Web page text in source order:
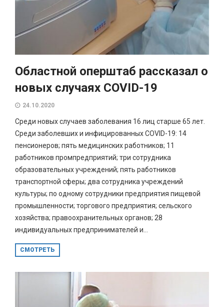
Областной оперштаб рассказал о
новых случаях COVID-19
24.10.2020
Среди новых случаев заболевания 16 лиц старше 65 лет.
Среди заболевших и инфицированных COVID-19: 14
пенсионеров; пять медицинских работников; 11
работников промпредприятий; три сотрудника
образовательных учреждений; пять работников
транспортной сферы; два сотрудника учреждений
культуры; по одному сотрудники предприятия пищевой
промышленности; торгового предприятия; сельского
хозяйства; правоохранительных органов; 28
индивидуальных предпринимателей и...
СМОТРЕТЬ